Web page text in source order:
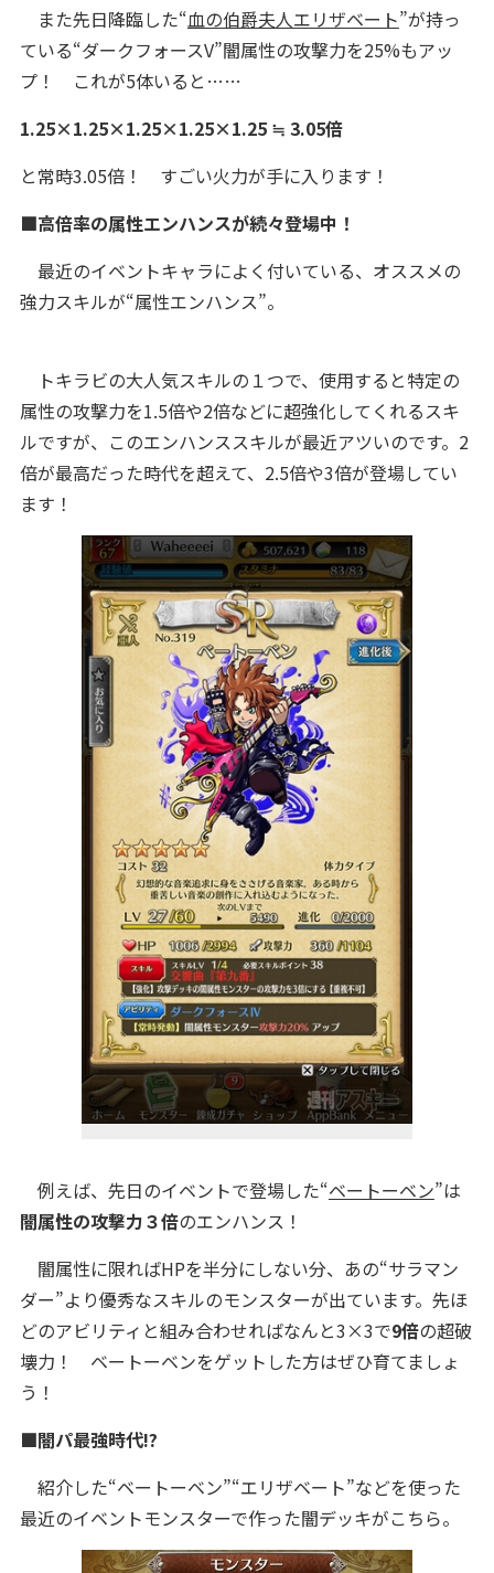
また先日降臨した“血の伯爵夫人エリザベート”が持っ
ている“ダークフォースV”闇属性の攻撃力を25%もアッ
プ！
これが5体いると……
1.25×1.25×1.25×1.25×1.25 ≒ 3.05倍
と常時3.05倍！ すごい火力が手に入ります！
■高倍率の属性エンハンスが続々登場中！
最近のイベントキャラによく付いている、オススメの
強力スキルが“属性エンハンス”。
トキラビの大人気スキルの１つで、使用すると特定の
属性の攻撃力を1.5倍や2倍などに超強化してくれるスキ
ルですが、このエンハンススキルが最近アツいのです。 2
倍が最高だった時代を超えて、2.5倍や3倍が登場してい
ます！
例えば、先日のイベントで登場した“ベートーベン”は
闇属性の攻撃力３倍のエンハンス！
闇属性に限ればHPを半分にしない分、あの“サラマン
ダー”より優秀なスキルのモンスターが出ています。先ほ
どのアビリティと組み合わせればなんと3×3で9倍の超破
壊力！ ベートーベンをゲットした方はぜひ育てましょ
う！
■闇パ最強時代!?
紹介した“ベートーベン”“エリザベート”などを使った
最近のイベントモンスターで作った闇デッキがこちら。